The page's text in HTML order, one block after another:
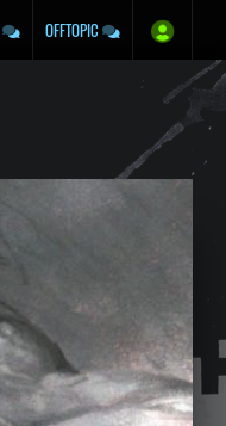
OFFTOPIC